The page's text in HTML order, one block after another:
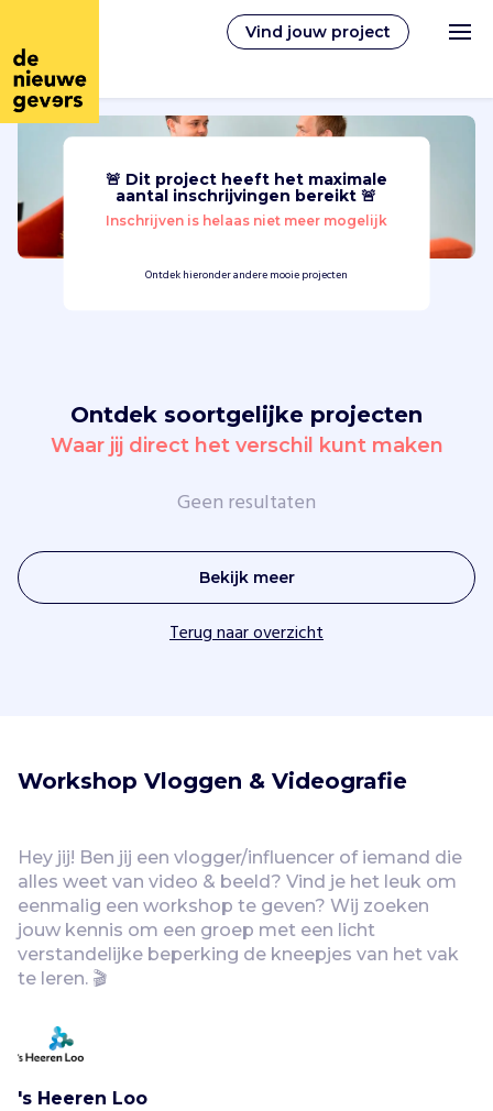
Vind jouw project
Nederlands
Vrijwilligerswerk
Vind jouw project
Inloggen
🚨 Dit project heeft het maximale
aantal inschrijvingen bereikt 🚨
Inschrijven is helaas niet meer mogelijk
Ontdek hieronder andere mooie projecten
Ontdek soortgelijke projecten
Waar jij direct het verschil kunt maken
Geen resultaten
Bekijk meer
Terug naar overzicht
Workshop Vloggen & Videografie
Hey jij! Ben jij een vlogger/influencer of iemand die
alles weet van video & beeld? Vind je het leuk om
eenmalig een workshop te geven? Wij zoeken
jouw kennis om een groep met een licht
verstandelijke beperking de kneepjes van het vak
te leren. 🎬
's Heeren Loo